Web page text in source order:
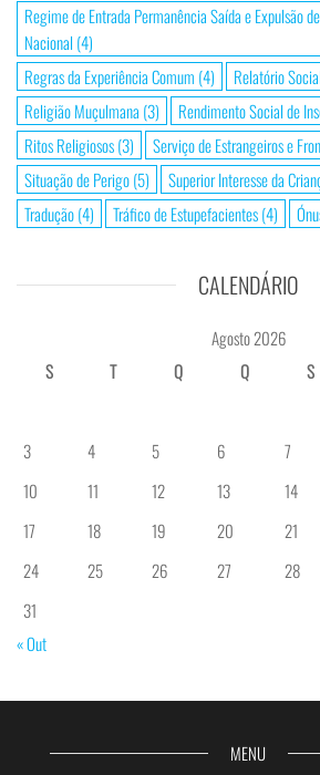
Regime de Entrada Permanência Saída e Expulsão
Nacional (4)
Regras da Experiência Comum (4) Relatório Social
Religião Muçulmana (3) Rendimento Social de
Ritos Religiosos(3) Serviço de Estrangeiros e
Situação de Perigo(5) Superior Interesse da
Tradução(4) Tráfico de Estupefacientes(4)
CALENDÁRIO
Agosto 2026
S
T Q Q S
3
4 5 6 7
10
11 12 13 14
17
18 19 20 21
24
25 26 27 28
31
« Out
MENU